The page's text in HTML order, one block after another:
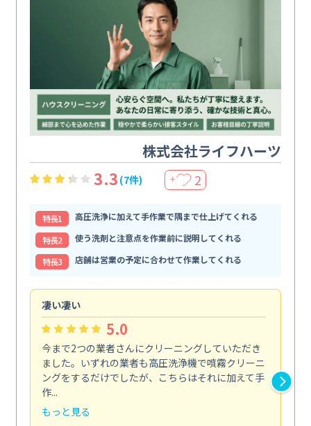
株式会社ライフハーツ
3.3 (7件) ＋ 2
特⻑1
高圧洗浄に加えて手作業で隅まで仕上げてくれる
特⻑2
使う洗剤と注意点を作業前に説明してくれる
特⻑3
店舗は営業の予定に合わせて作業してくれる
凄い凄い
5.0
今まで2つの業者さんにクリーニングしていただき
ました。いずれの業者も高圧洗浄機で噴霧クリーニ
ングをするだけでしたが、こちらはそれに加えて手
作...
もっと見る